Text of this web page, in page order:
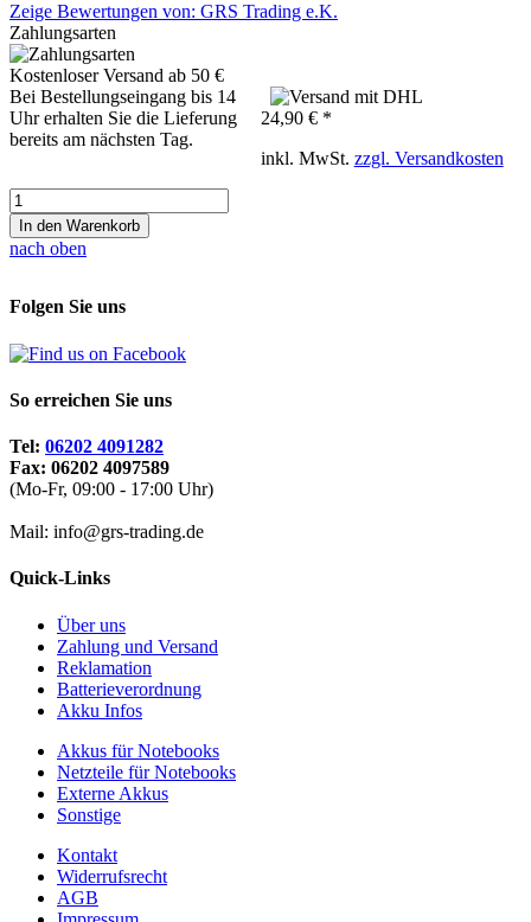
Zeige Bewertungen von: GRS Trading e.K.
Zahlungsarten
Kostenloser Versand ab 50 €
Bei Bestellungseingang bis 14
Uhr erhalten Sie die Lieferung
bereits am nächsten Tag.
24,90 € *
inkl. MwSt. zzgl. Versandkosten
In den Warenkorb
nach oben
Folgen Sie uns
So erreichen Sie uns
Tel: 06202 4091282
Fax: 06202 4097589
(Mo-Fr, 09:00 - 17:00 Uhr)
Mail: info@grs-trading.de
Quick-Links
Über uns
Zahlung und Versand
Reklamation
Batterieverordnung
Akku Infos
Akkus für Notebooks
Netzteile für Notebooks
Externe Akkus
Sonstige
Kontakt
Widerrufsrecht
AGB